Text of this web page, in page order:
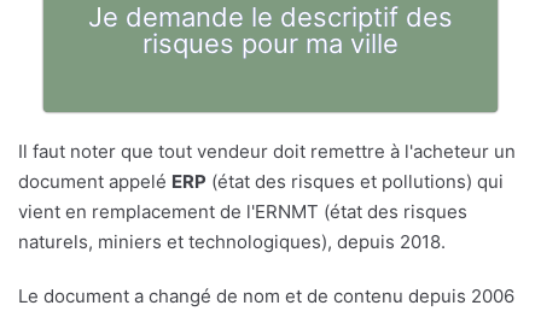
Je demande le descriptif des
risques pour ma ville
Il faut noter que tout vendeur doit remettre à l'acheteur un
document appelé ERP (état des risques et pollutions) qui
vient en remplacement de l'ERNMT (état des risques
naturels, miniers et technologiques), depuis 2018.
Le document a changé de nom et de contenu depuis 2006